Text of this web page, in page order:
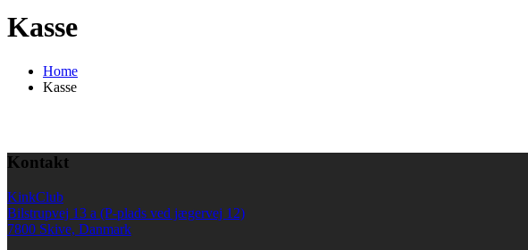
Kasse
Home
Kasse
Kontakt
KinkClub
Bilstrupvej 13 a (P-plads ved jægervej 12)
7800 Skive, Danmark